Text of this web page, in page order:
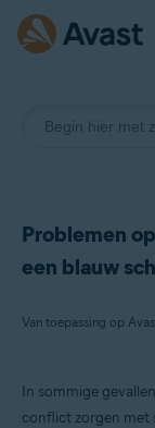
Problemen
een blauw
Producten:
In sommige
conflict zorgen met